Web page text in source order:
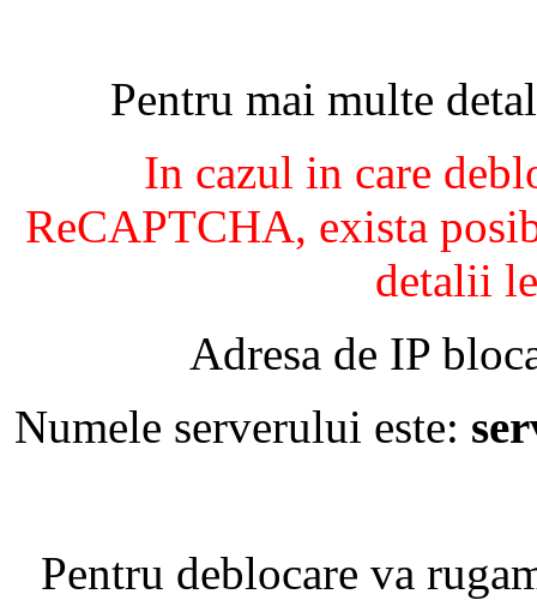
Pentru mai multe
In cazul in care
ReCAPTCHA, exista
detalii
Adresa de IP
Numele serverului este:
Pentru deblocare va